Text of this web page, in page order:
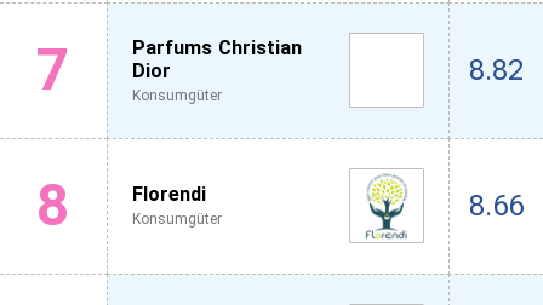
7
Parfums Christian
Dior
Konsumgüter
8.82
8 Florendi
Konsumgüter 8.66